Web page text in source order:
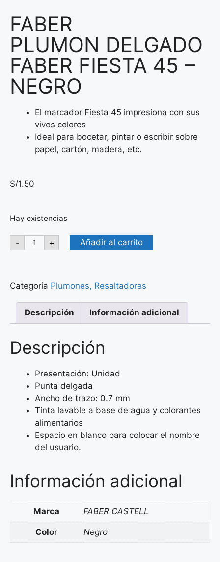
FABER
PLUMON DELGADO
FABER FIESTA 45 –
NEGRO
El marcador Fiesta 45 impresiona con sus
vivos colores
Ideal para bocetar, pintar o escribir sobre
papel, cartón, madera, etc.
S/1.50
Hay existencias
- + Añadir al carrito
Categoría Plumones, Resaltadores
Descripción Información adicional
Descripción
Presentación: Unidad
Punta delgada
Ancho de trazo: 0.7 mm
Tinta lavable a base de agua y colorantes
alimentarios
Espacio en blanco para colocar el nombre
del usuario.
Información adicional
Marca FABER CASTELL
Color Negro